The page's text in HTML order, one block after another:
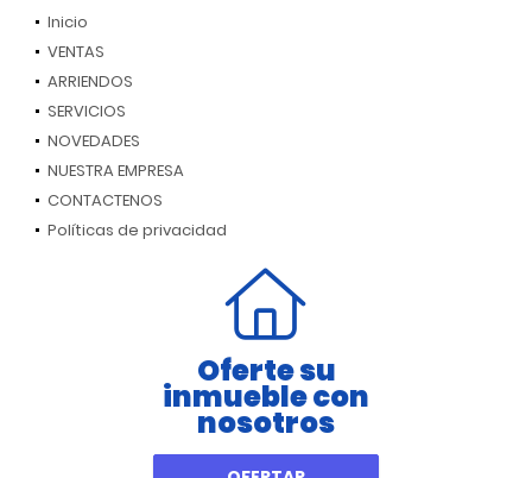
Inicio
VENTAS
ARRIENDOS
SERVICIOS
NOVEDADES
NUESTRA EMPRESA
CONTACTENOS
Políticas de privacidad
Oferte su
inmueble con
nosotros